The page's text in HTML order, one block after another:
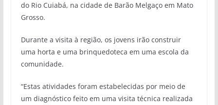
do Rio Cuiabá, na cidade de Barão Melgaço em Mato
Grosso.
Durante a visita à região, os jovens irão construir
uma horta e uma brinquedoteca em uma escola da
comunidade.
“Estas atividades foram estabelecidas por meio de
um diagnóstico feito em uma visita técnica realizada